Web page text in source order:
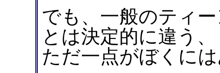
でも、一般のティ
とは決定的に違う、
ただ一点がぼくに